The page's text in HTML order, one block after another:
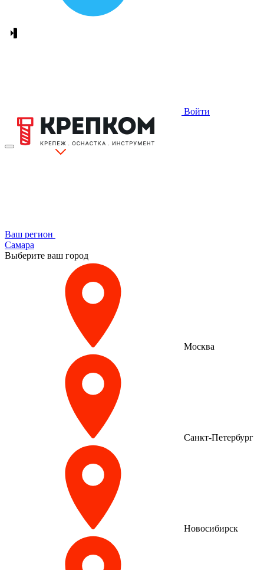
Войти
Ваш регион
Самара
Выберите ваш город
Москва
Санкт-Петербург
Новосибирск